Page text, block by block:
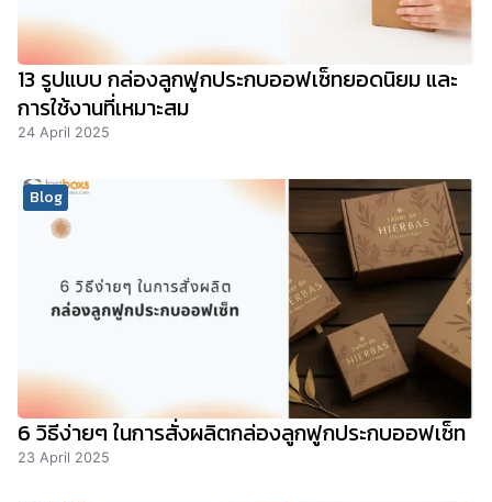
13 รูปแบบ กล่องลูกฟูกประกบออฟเซ็ทยอดนิยม และ
การใช้งานที่เหมาะสม
24 April 2025
Blog
6 วิธีง่ายๆ ในการสั่งผลิตกล่องลูกฟูกประกบออฟเซ็ท
23 April 2025